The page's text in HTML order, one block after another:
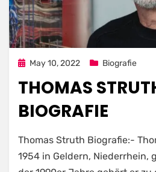
PostedMay 10, 2022 Biografie
THOMAS
BIOGRAFIE
Thomas Struth Biografie:-
1954 in Geldern, Niederrhein,